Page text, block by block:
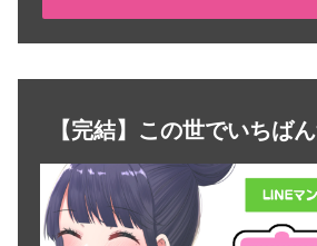
【完結】この世でいちば